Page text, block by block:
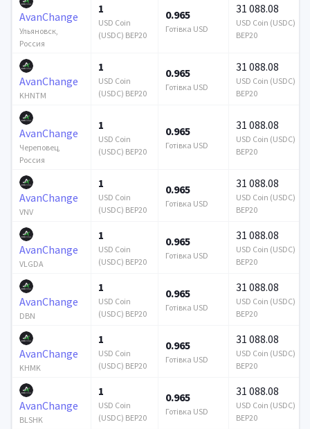
AvanChange
Ульяновск,
Россия
1
USD Coin
(USDC) BEP20
0.965
Готівка USD
31 088.08
USD Coin (USDC)
BEP20
AvanChange
KHNTM
1
USD Coin
(USDC) BEP20
0.965
Готівка USD
31 088.08
USD Coin (USDC)
BEP20
AvanChange
Череповец,
Россия
1
USD Coin
(USDC) BEP20
0.965
Готівка USD
31 088.08
USD Coin (USDC)
BEP20
AvanChange
VNV
1
USD Coin
(USDC) BEP20
0.965
Готівка USD
31 088.08
USD Coin (USDC)
BEP20
AvanChange
VLGDA
1
USD Coin
(USDC) BEP20
0.965
Готівка USD
31 088.08
USD Coin (USDC)
BEP20
AvanChange
DBN
1
USD Coin
(USDC) BEP20
0.965
Готівка USD
31 088.08
USD Coin (USDC)
BEP20
AvanChange
KHMK
1
USD Coin
(USDC) BEP20
0.965
Готівка USD
31 088.08
USD Coin (USDC)
BEP20
AvanChange
BLSHK
1
USD Coin
(USDC) BEP20
0.965
Готівка USD
31 088.08
USD Coin (USDC)
BEP20